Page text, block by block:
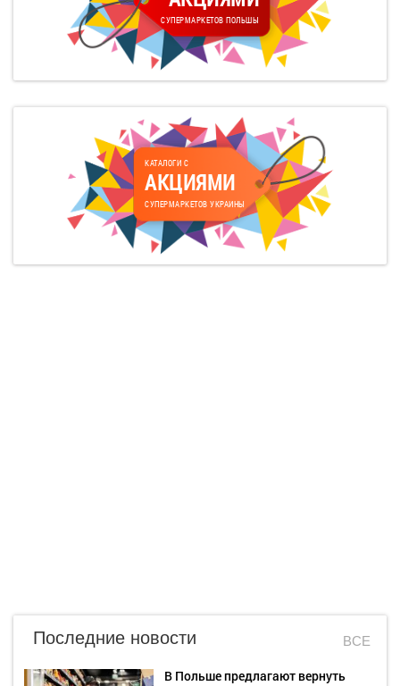
СУПЕРМАРКЕТОВ ПОЛЬШЫ
КАТАЛОГИ С
АКЦИЯМИ
СУПЕРМАРКЕТОВ УКРАИНЫ
Последние новости ВСЕ
В Польше предлагают вернуть